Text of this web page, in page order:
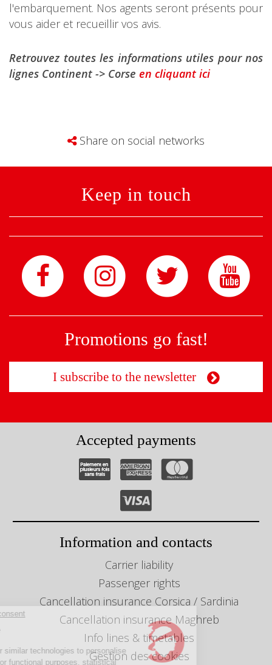
without consent
cookies or similar technologies to personalise
experience, for functional purposes, statistical
l'embarquement. Nos agents seront présents pour
vous aider et recueillir vos avis.
Retrouvez toutes les informations utiles pour nos
lignes Continent -> Corse en cliquant ici
Share on social networks
Keep in touch
Promotions go fast!
I subscribe to the newsletter
Accepted payments
Information and contacts
Carrier liability
Passenger rights
Cancellation insurance Corsica / Sardinia
Cancellation insurance Maghreb
Info lines & timetables
Gestion des cookies